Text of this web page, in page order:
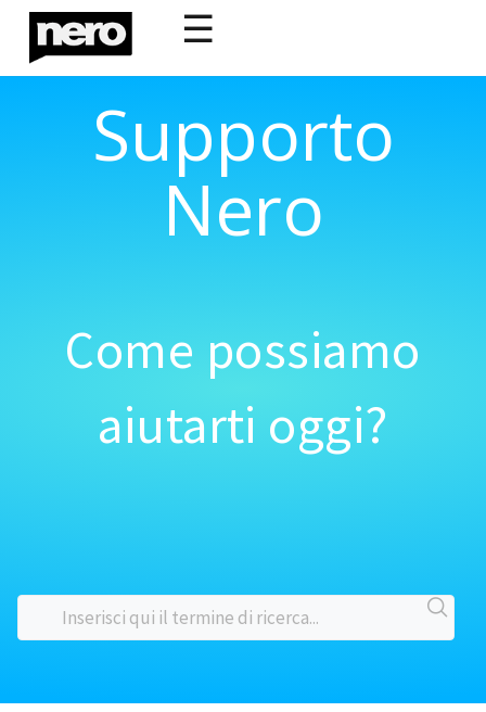
☰
Supporto
Nero
Come possiamo
aiutarti oggi?